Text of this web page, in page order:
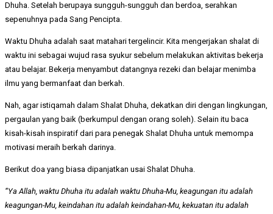
Dhuha. Setelah berupaya sungguh-sungguh dan berdoa, serahkan
sepenuhnya pada Sang Pencipta.
Waktu Dhuha adalah saat matahari tergelincir. Kita mengerjakan shalat di
waktu ini sebagai wujud rasa syukur sebelum melakukan aktivitas bekerja
atau belajar. Bekerja menyambut datangnya rezeki dan belajar menimba
ilmu yang bermanfaat dan berkah.
Nah, agar istiqamah dalam Shalat Dhuha, dekatkan diri dengan lingkungan,
pergaulan yang baik (berkumpul dengan orang soleh). Selain itu baca
kisah-kisah inspiratif dari para penegak Shalat Dhuha untuk memompa
motivasi meraih berkah darinya.
Berikut doa yang biasa dipanjatkan usai Shalat Dhuha.
“Ya Allah, waktu Dhuha itu adalah waktu Dhuha-Mu, keagungan itu adalah
keagungan-Mu, keindahan itu adalah keindahan-Mu, kekuatan itu adalah